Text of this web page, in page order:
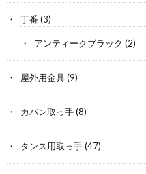
丁番 (3)
アンティークブラック (2)
屋外用金具(9)
カバン取っ手(8)
タンス用取っ手(47)